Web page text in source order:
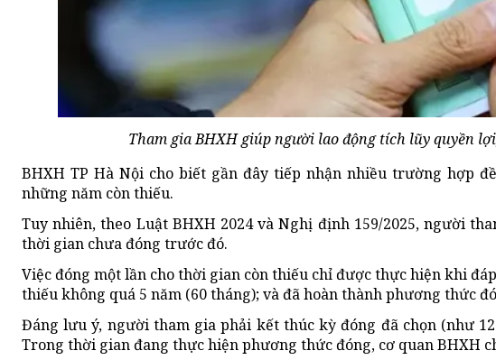
Tham gia BHXH giúp người lao động tích lũy quyền
BHXH TP Hà Nội cho biết gần đây tiếp nhận nhiều trường hợp
những năm còn thiếu.
Tuy nhiên, theo Luật BHXH 2024 và Nghị định 159/2025, người
thời gian chưa đóng trước đó.
Việc đóng một lần cho thời gian còn thiếu chỉ được thực hiện khi
thiếu không quá 5 năm (60 tháng); và đã hoàn thành phương thức
Đáng lưu ý, người tham gia phải kết thúc kỳ đóng đã chọn (như
Trong thời gian đang thực hiện phương thức đóng, cơ quan BHXH